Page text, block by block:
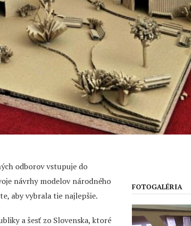
odborov vstupuje do
návrhy modelov národného
aby vybrala tie najlepšie.
a šesť zo Slovenska, ktoré
FOTOGALÉRIA